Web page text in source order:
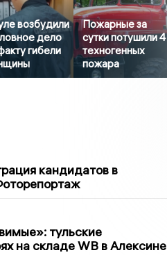
возбудили
дело
гибели
Пожарные за
сутки потушили 4
техногенных
пожара
кандидатов в
тульские
на складе WB в Алексине